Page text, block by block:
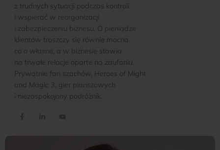
z trudnych sytuacji podczas kontroli
i wspierać w reorganizacji
i zabezpieczeniu biznesu. O pieniądze
klientów troszczy się równie mocno
co o własne, a w biznesie stawia
na trwałe relacje oparte na zaufaniu.
Prywatnie fan szachów, Heroes of Might
and Magic 3, gier planszowych
i niezaspokojony podróżnik.